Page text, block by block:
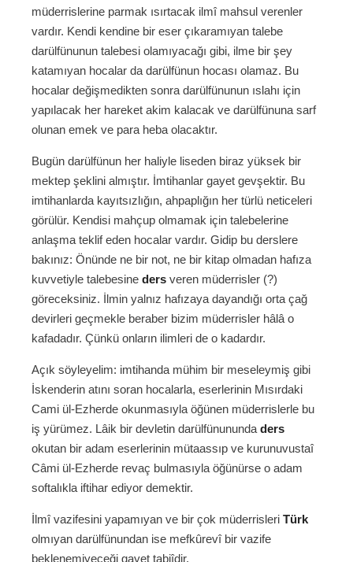
müderrislerine parmak ısırtacak ilmî mahsul verenler
vardır. Kendi kendine bir eser çıkaramıyan talebe
darülfünunun talebesi olamıyacağı gibi, ilme bir şey
katamıyan hocalar da darülfünun hocası olamaz. Bu
hocalar değişmedikten sonra darülfünunun ıslahı için
yapılacak her hareket akim kalacak ve darülfünuna sarf
olunan emek ve para heba olacaktır.
Bugün darülfünun her haliyle liseden biraz yüksek bir
mektep şeklini almıştır. İmtihanlar gayet gevşektir. Bu
imtihanlarda kayıtsızlığın, ahpaplığın her türlü neticeleri
görülür. Kendisi mahçup olmamak için talebelerine
anlaşma teklif eden hocalar vardır. Gidip bu derslere
bakınız: Önünde ne bir not, ne bir kitap olmadan hafıza
kuvvetiyle talebesine ders veren müderrisler (?)
göreceksiniz. İlmin yalnız hafızaya dayandığı orta çağ
devirleri geçmekle beraber bizim müderrisler hâlâ o
kafadadır. Çünkü onların ilimleri de o kadardır.
Açık söyleyelim: imtihanda mühim bir meseleymiş gibi
İskenderin atını soran hocalarla, eserlerinin Mısırdaki
Cami ül-Ezherde okunmasıyla öğünen müderrislerle bu
iş yürümez. Lâik bir devletin darülfünununda ders
okutan bir adam eserlerinin mütaassıp ve kurunuvustaî
Câmi ül-Ezherde revaç bulmasıyla öğünürse o adam
softalıkla iftihar ediyor demektir.
İlmî vazifesini yapamıyan ve bir çok müderrisleri Türk
olmıyan darülfünundan ise mefkûrevî bir vazife
beklenemiyeceği gayet tabiîdir.